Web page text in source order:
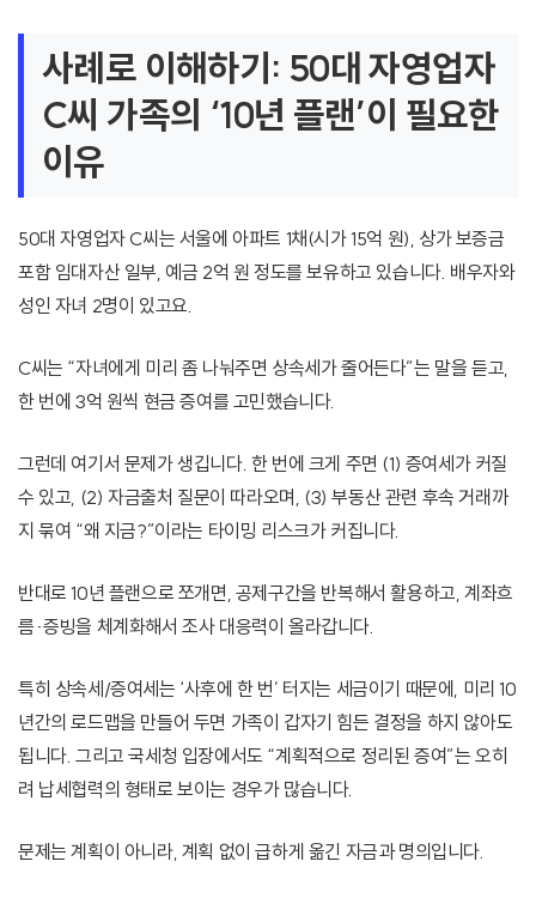
사례로 이해하기: 50대 자영업자
C씨 가족의 ‘10년 플랜’이 필요한
이유
50대 자영업자 C씨는 서울에 아파트 1채(시가 15억 원), 상가 보증금
포함 임대자산 일부, 예금 2억 원 정도를 보유하고 있습니다. 배우자와
성인 자녀 2명이 있고요.
C씨는 “자녀에게 미리 좀 나눠주면 상속세가 줄어든다”는 말을 듣고,
한 번에 3억 원씩 현금 증여를 고민했습니다.
그런데 여기서 문제가 생깁니다. 한 번에 크게 주면 (1) 증여세가 커질
수 있고, (2) 자금출처 질문이 따라오며, (3) 부동산 관련 후속 거래까
지 묶여 “왜 지금?”이라는 타이밍 리스크가 커집니다.
반대로 10년 플랜으로 쪼개면, 공제구간을 반복해서 활용하고, 계좌흐
름·증빙을 체계화해서 조사 대응력이 올라갑니다.
특히 상속세/증여세는 ‘사후에 한 번’ 터지는 세금이기 때문에, 미리 10
년간의 로드맵을 만들어 두면 가족이 갑자기 힘든 결정을 하지 않아도
됩니다. 그리고 국세청 입장에서도 “계획적으로 정리된 증여”는 오히
려 납세협력의 형태로 보이는 경우가 많습니다.
문제는 계획이 아니라, 계획 없이 급하게 옮긴 자금과 명의입니다.